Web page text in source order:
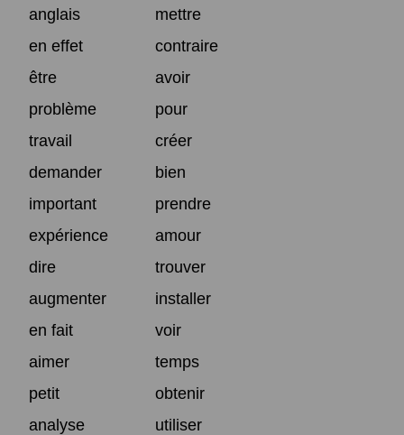
anglais
mettre
en effet
contraire
être
avoir
problème
pour
travail
créer
demander
bien
important
prendre
expérience
amour
dire
trouver
augmenter
installer
en fait
voir
aimer
temps
petit
obtenir
analyse
utiliser